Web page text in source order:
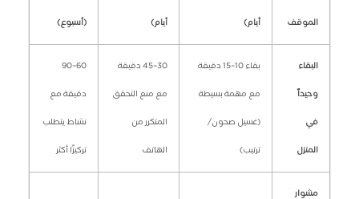
الموقف أيام) أيام) (أسبوع)
البقاء
وحيداً
في
المنزل
بقاء 10–15 دقيقة
مع مهمة بسيطة
(غسيل صحون/
ترتيب)
30–45 دقيقة
مع منع التحقق
المتكرر من
الهاتف
60–90
دقيقة مع
نشاط يتطلب
تركيزًا أكثر
مشوار